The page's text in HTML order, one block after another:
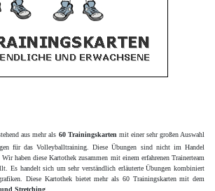
aus mehr als 60 Trainingskartenmit einer sehr großen Auswahl
für das Volleyballtraining. Diese Übungen sind nicht im Handel
haben diese Kartothek zusammen mit einem erfahrenen Trainerteam
Es handelt sich um sehr verständlich erläuterte Übungen kombiniert
Diese Kartothek bietetmehr als 60 Trainingskarten mit dem
Stretching